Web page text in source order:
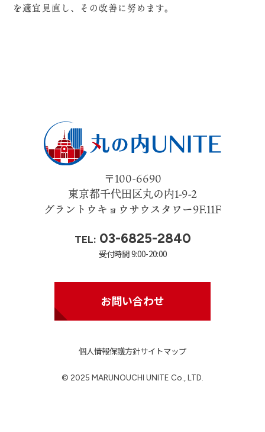
を適宜見直し、その改善に努めます。
〒100-6690
東京都千代田区丸の内1-9-2
グラントウキョウサウスタワー9F.11F
TEL: 03-6825-2840
受付時間 9:00-20:00
お問い合わせ
個人情報保護方針サイトマップ
© 2025 MARUNOUCHI UNITE Co., LTD.